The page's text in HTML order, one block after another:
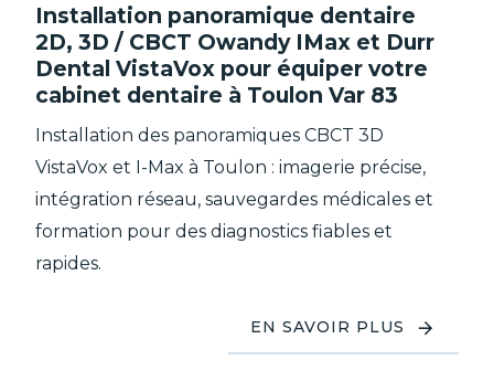
Installation panoramique dentaire
2D, 3D / CBCT Owandy IMax et Durr
Dental VistaVox pour équiper votre
cabinet dentaire à Toulon Var 83
Installation des panoramiques CBCT 3D
VistaVox et I-Max à Toulon : imagerie précise,
intégration réseau, sauvegardes médicales et
formation pour des diagnostics fiables et
rapides.
EN SAVOIR PLUS